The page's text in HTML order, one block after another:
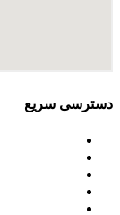
دسترسی سریع